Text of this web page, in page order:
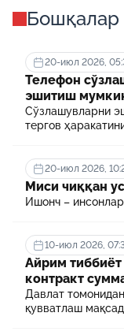
Бошқалар
20-июл 2026,
Телефон
эшитиш
Сўзлашувларни
тергов
20-июл 2026,
Миси чиққан
Ишонч –
10-июл 2026,
Айрим
контракт
берилади
Давлат
қувватлаш